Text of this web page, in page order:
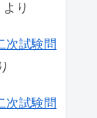
より
次試験問
次試験問